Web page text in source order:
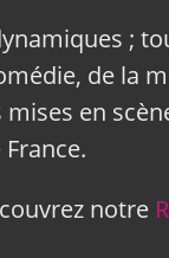
;
de la
en
notre